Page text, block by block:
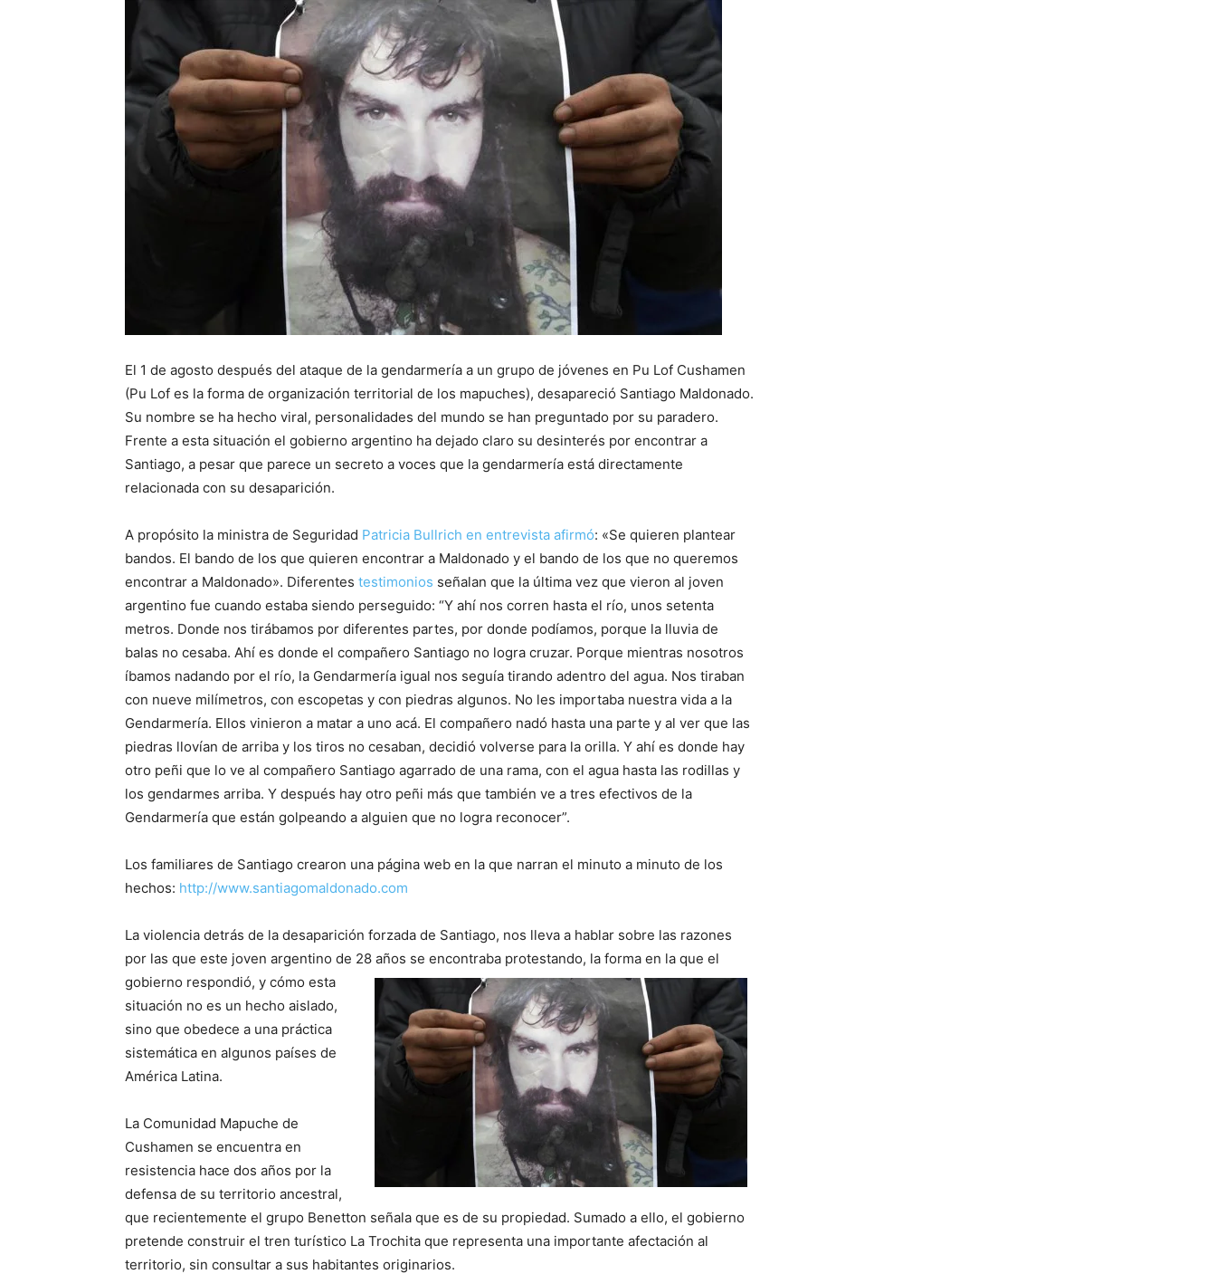
El 1 de agosto después del ataque de la gendarmería a un grupo de jóvenes en Pu Lof Cushamen
(Pu Lof es la forma de organización territorial de los mapuches), desapareció Santiago Maldonado.
Su nombre se ha hecho viral, personalidades del mundo se han preguntado por su paradero.
Frente a esta situación el gobierno argentino ha dejado claro su desinterés por encontrar a
Santiago, a pesar que parece un secreto a voces que la gendarmería está directamente
relacionada con su desaparición.
A propósito la ministra de Seguridad Patricia Bullrich en entrevista afirmó: «Se quieren plantear
bandos. El bando de los que quieren encontrar a Maldonado y el bando de los que no queremos
encontrar a Maldonado». Diferentes testimonios señalan que la última vez que vieron al joven
argentino fue cuando estaba siendo perseguido: “Y ahí nos corren hasta el río, unos setenta
metros. Donde nos tirábamos por diferentes partes, por donde podíamos, porque la lluvia de
balas no cesaba. Ahí es donde el compañero Santiago no logra cruzar. Porque mientras nosotros
íbamos nadando por el río, la Gendarmería igual nos seguía tirando adentro del agua. Nos tiraban
con nueve milímetros, con escopetas y con piedras algunos. No les importaba nuestra vida a la
Gendarmería. Ellos vinieron a matar a uno acá. El compañero nadó hasta una parte y al ver que las
piedras llovían de arriba y los tiros no cesaban, decidió volverse para la orilla. Y ahí es donde hay
otro peñi que lo ve al compañero Santiago agarrado de una rama, con el agua hasta las rodillas y
los gendarmes arriba. Y después hay otro peñi más que también ve a tres efectivos de la
Gendarmería que están golpeando a alguien que no logra reconocer”.
Los familiares de Santiago crearon una página web en la que narran el minuto a minuto de los
hechos: http://www.santiagomaldonado.com
La violencia detrás de la desaparición forzada de Santiago, nos lleva a hablar sobre las razones
por las que este joven argentino de 28 años se encontraba protestando, la forma en la que el
gobierno respondió, y cómo esta
situación no es un hecho aislado,
sino que obedece a una práctica
sistemática en algunos países de
América Latina.
La Comunidad Mapuche de
Cushamen se encuentra en
resistencia hace dos años por la
defensa de su territorio ancestral,
que recientemente el grupo Benetton señala que es de su propiedad. Sumado a ello, el gobierno
pretende construir el tren turístico La Trochita que representa una importante afectación al
territorio, sin consultar a sus habitantes originarios.